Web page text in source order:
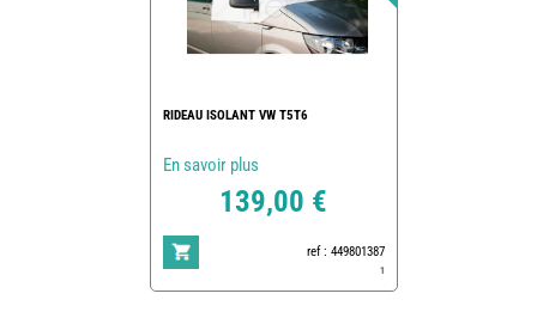
RIDEAU ISOLANT VW T5T6
En savoir plus
139,00 €
ref : 449801387
1